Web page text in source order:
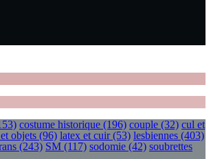
costume historique (196) couple (32) cul et
objets (96) latex et cuir(53) lesbiennes (403)
(243) SM (117) sodomie (42) soubrettes